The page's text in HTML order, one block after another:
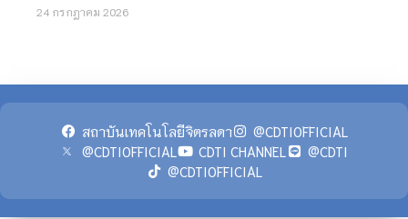
24 กรกฎาคม 2026
สถาบันเทคโนโลยีจิตรลดา
@CDTIOFFICIAL
@CDTIOFFICIAL
CDTI CHANNEL
@CDTI
@CDTIOFFICIAL